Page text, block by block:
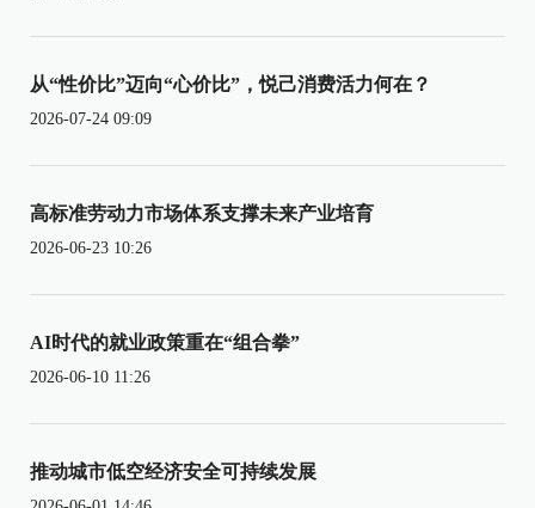
从“性价比”迈向“心价比”，悦己消费活力何在？
2026-07-24 09:09
高标准劳动力市场体系支撑未来产业培育
2026-06-23 10:26
AI时代的就业政策重在“组合拳”
2026-06-10 11:26
推动城市低空经济安全可持续发展